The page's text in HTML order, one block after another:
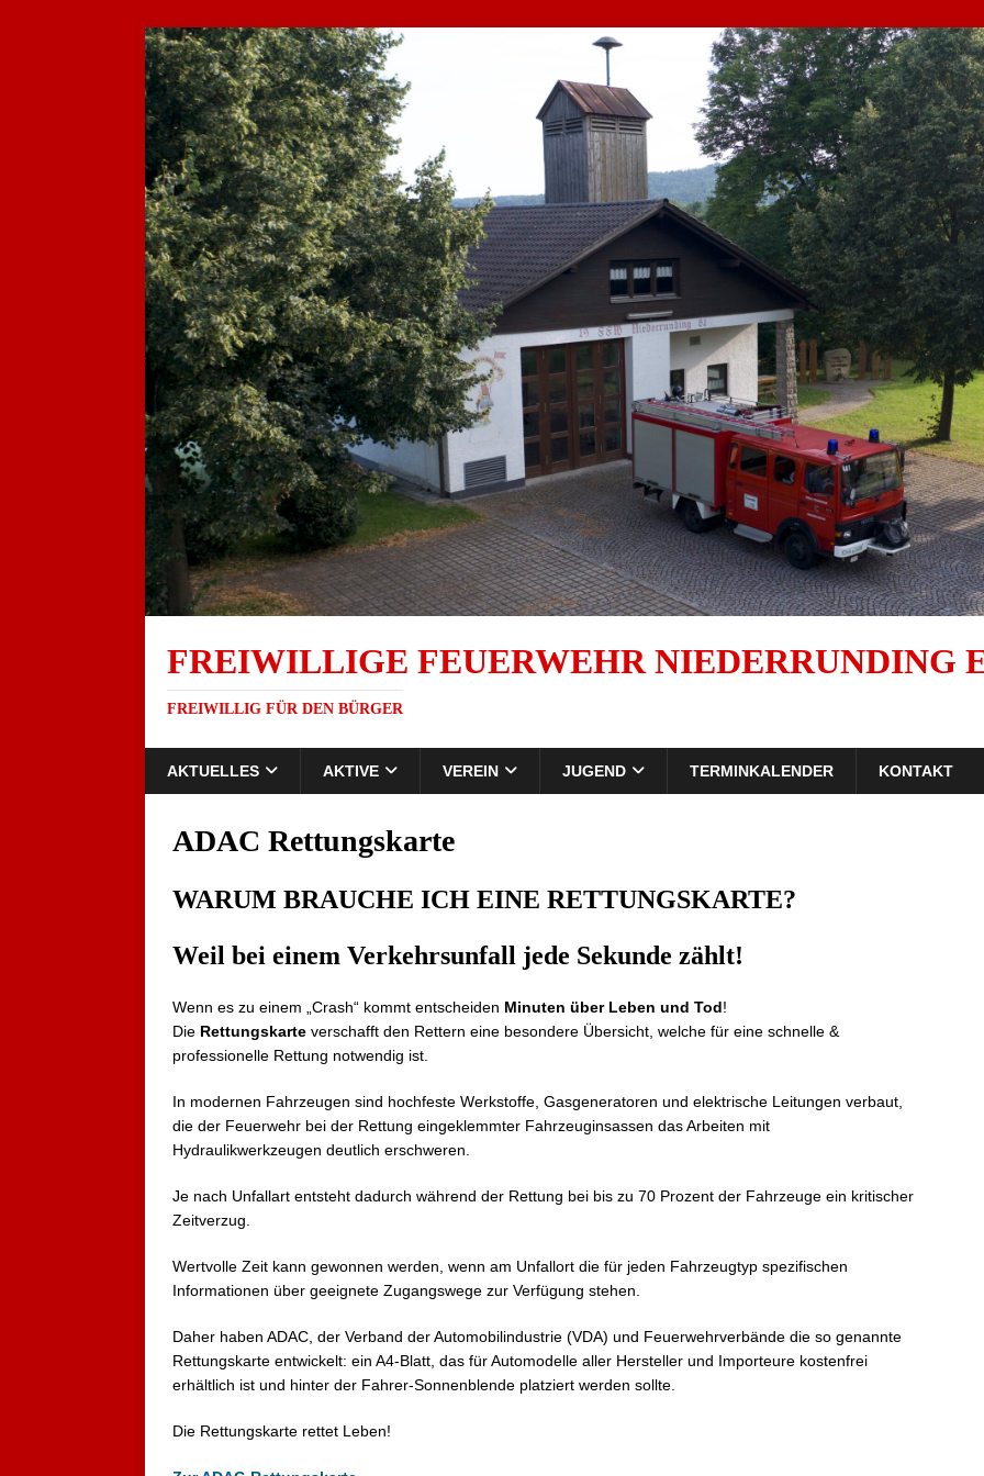
FREIWILLIGE FEUERWEHR NIEDERRUNDING
FREIWILLIG FÜR DEN BÜRGER
AKTUELLES AKTIVE VEREIN JUGEND TERMINKALENDER KONTAKT
ADAC Rettungskarte
WARUM BRAUCHE ICH EINE RETTUNGSKARTE?
Weil bei einem Verkehrsunfall jede Sekunde zählt!
Wenn es zu einem „Crash“ kommt entscheiden Minuten über Leben und Tod!
Die Rettungskarte verschafft den Rettern eine besondere Übersicht, welche für eine schnelle &
professionelle Rettung notwendig ist.
In modernen Fahrzeugen sind hochfeste Werkstoffe, Gasgeneratoren und elektrische Leitungen verbaut,
die der Feuerwehr bei der Rettung eingeklemmter Fahrzeuginsassen das Arbeiten mit
Hydraulikwerkzeugen deutlich erschweren.
Je nach Unfallart entsteht dadurch während der Rettung bei bis zu 70 Prozent der Fahrzeuge ein kritischer
Zeitverzug.
Wertvolle Zeit kann gewonnen werden, wenn am Unfallort die für jeden Fahrzeugtyp spezifischen
Informationen über geeignete Zugangswege zur Verfügung stehen.
Daher haben ADAC, der Verband der Automobilindustrie (VDA) und Feuerwehrverbände die so genannte
Rettungskarte entwickelt: ein A4-Blatt, das für Automodelle aller Hersteller und Importeure kostenfrei
erhältlich ist und hinter der Fahrer-Sonnenblende platziert werden sollte.
Die Rettungskarte rettet Leben!